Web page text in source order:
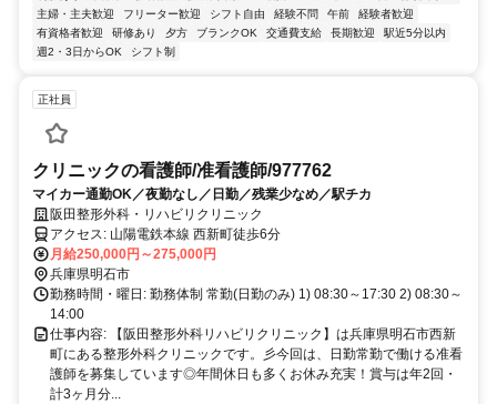
主婦・主夫歓迎
フリーター歓迎 シフト自由 経験不問 午前
経験者歓迎
有資格者歓迎
研修あり 夕方 ブランクOK 交通費支給 長期歓迎
駅近5分以内
週2・3日からOK
シフト制
正社員
クリニックの看護師/准看護師/977762
マイカー通勤OK／夜勤なし／日勤／残業少なめ／駅チカ
阪田整形外科・リハビリクリニック
アクセス: 山陽電鉄本線 西新町徒歩6分
月給250,000円～275,000円
兵庫県明石市
勤務時間・曜日: 勤務体制 常勤(日勤のみ) 1) 08:30～17:30 2) 08:30～
14:00
仕事内容: 【阪田整形外科リハビリクリニック】は兵庫県明石市西新
町にある整形外科クリニックです。彡今回は、日勤常勤で働ける准看
護師を募集しています◎年間休日も多くお休み充実！賞与は年2回・
計3ヶ月分...